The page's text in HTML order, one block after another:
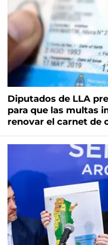
Diputados de LLA
para que las multas
renovar el carnet de